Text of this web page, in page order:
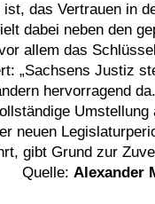
das Vertrauen in
dabei neben den
allem das
„Sachsens Justiz
hervorragend
neuen
gibt Grund zur
Quelle: Alexander